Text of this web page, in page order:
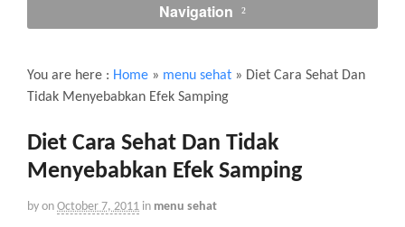
Navigation
You are here : Home » menu sehat » Diet Cara Sehat Dan
Tidak Menyebabkan Efek Samping
Diet Cara Sehat Dan Tidak
Menyebabkan Efek Samping
by on October 7, 2011 in menu sehat